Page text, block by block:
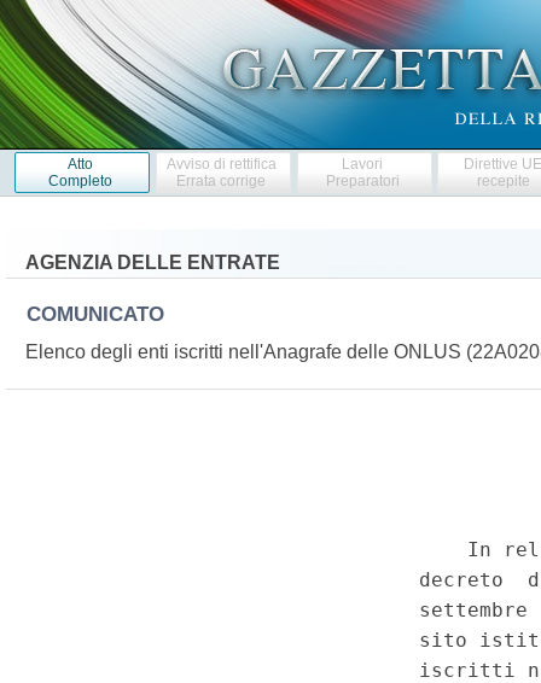
Atto
Completo
Avviso di rettifica
Errata corrige
Lavori
Preparatori
Direttive
recepite
AGENZIA DELLE ENTRATE
COMUNICATO
Elenco degli enti iscritti nell'Anagrafe delle ONLUS